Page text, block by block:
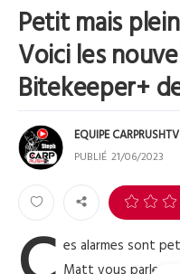
Petit mais
Voici les
Bitekeeper+
EQUIPE CARPRUSHTV
PUBLIÉ 21/06/2023
es alarmes sont